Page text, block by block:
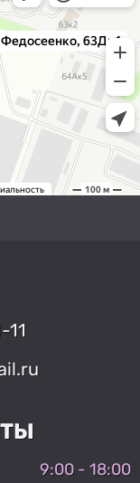
Яндекс Карты
11
9:00 - 18:00